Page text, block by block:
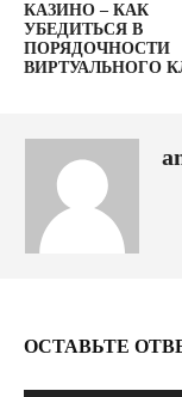
КАЗИНО – КАК
УБЕДИТЬСЯ В
ПОРЯДОЧНОСТИ
ВИРТУАЛЬНОГО
ОСТАВЬТЕ